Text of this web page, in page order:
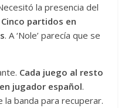
la presencia del
Cinco partidos en
. A ‘Nole’ parecía que se
Cada juego al resto
jugador español.
banda para recuperar.